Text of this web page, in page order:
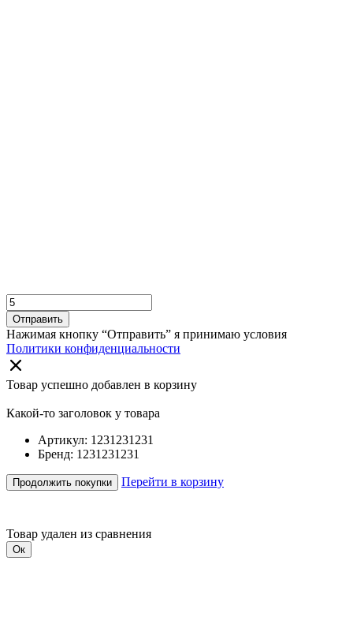
Отправить
Нажимая кнопку “Отправить” я принимаю условия
Политики конфиденциальности
Товар успешно добавлен в корзину
Какой-то заголовок у товара
Артикул: 1231231231
Бренд: 1231231231
Продолжить покупки Перейти в корзину
Товар удален из сравнения
Ок